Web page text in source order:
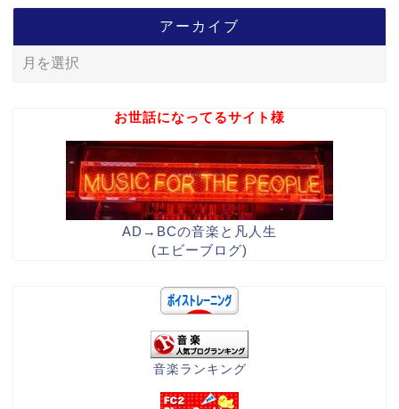
アーカイブ
お世話になってるサイト様
AD→BCの音楽と凡人生
(エビーブログ)
音楽ランキング